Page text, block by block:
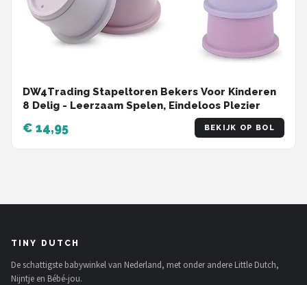
DW4Trading Stapeltoren Bekers Voor Kinderen
8 Delig - Leerzaam Spelen, Eindeloos Plezier
€ 14,95 BEKIJK OP BOL
TINY DUTCH
De schattigste babywinkel van Nederland, met onder andere Little Dutch,
Nijntje en Bébé-jou.